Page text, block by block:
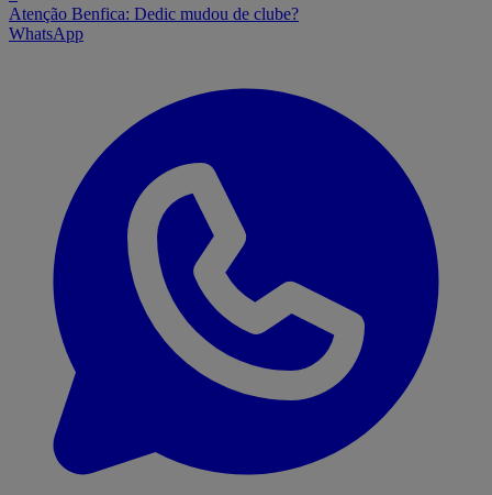
Atenção Benfica: Dedic mudou de clube?
WhatsApp